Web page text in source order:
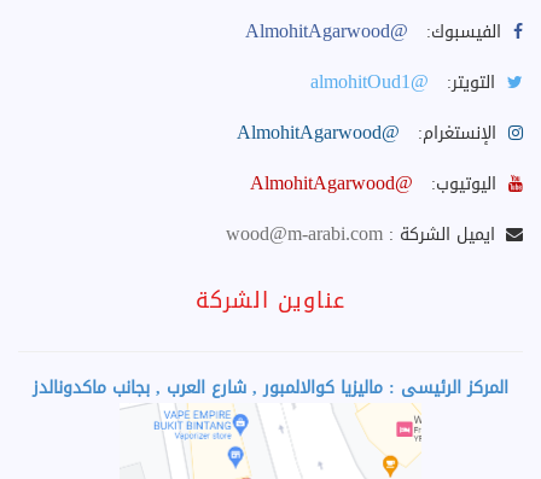
الفيسبوك: @AlmohitAgarwood
التويتر: @almohitOud1
الإنستغرام: @AlmohitAgarwood
اليوتيوب: @AlmohitAgarwood
ايميل الشركة : wood@m-arabi.com
عناوين الشركة
المركز الرئيسى : ماليزيا كوالالمبور , شارع العرب , بجانب ماكدونالدز